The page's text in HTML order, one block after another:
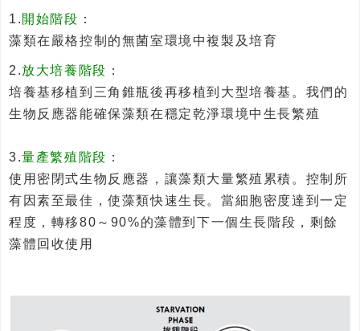
1. 開始階段 ：
藻類在嚴格控制的無菌室環境中複製及培育
2.放大培養階段 ：
培養基移植到三角錐瓶後再移植到大型培養基。我們的
生物反應器能確保藻類在穩定乾淨環境中生長繁殖
3.量產繁殖階段 ：
使用密閉式生物反應器，讓藻類大量繁殖累積。控制所
有因素至最佳，使藻類快速生長。當細胞密度達到一定
程度，轉移80～90%的藻體到下一個生長階段，剩餘
藻體回收使用